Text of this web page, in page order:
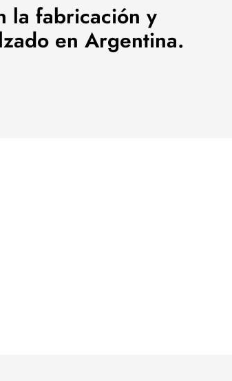
la fabricación y
en Argentina.